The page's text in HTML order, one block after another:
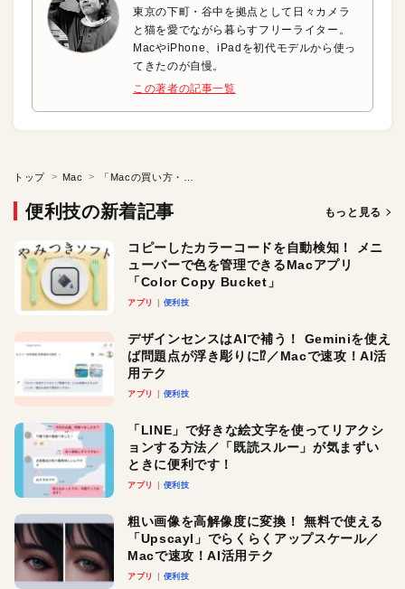
東京の下町・谷中を拠点として日々カメラ
と猫を愛でながら暮らすフリーライター。
MacやiPhone、iPadを初代モデルから使っ
てきたのが自慢。
この著者の記事一覧
トップ Mac
便利技の新着記事 もっと見る
コピーしたカラーコードを自動検知！ メニ
ューバーで色を管理できるMacアプリ
「Color Copy Bucket」
アプリ 便利技
デザインセンスはAIで補う！ Geminiを使え
ば問題点が浮き彫りに⁉︎／Macで速攻！AI活
用テク
アプリ 便利技
「LINE」で好きな絵文字を使ってリアクシ
ョンする方法／「既読スルー」が気まずい
ときに便利です！
アプリ 便利技
粗い画像を高解像度に変換！ 無料で使える
「Upscayl」でらくらくアップスケール／
Macで速攻！AI活用テク
アプリ 便利技